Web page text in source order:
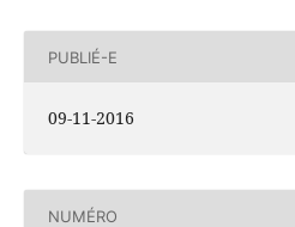
PUBLIÉ-E
09-11-2016
NUMÉRO